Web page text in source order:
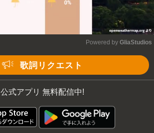
Powered by GliaStudios
歌詞リクエスト
公式アプリ 無料配信中!